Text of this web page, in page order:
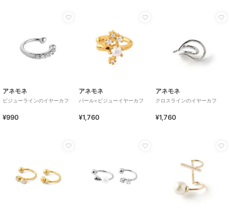
アネモネ
ビジューラインのイヤーカフ
¥990
アネモネ
パール×ビジューイヤーカフ
¥1,760
アネモネ
クロスラインのイヤーカフ
¥1,760